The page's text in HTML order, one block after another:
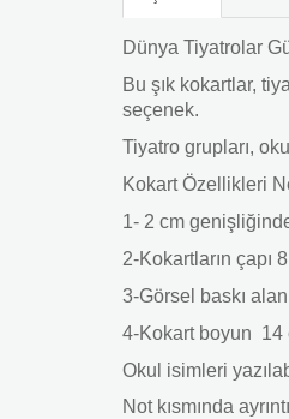
Dünya Tiyatrolar
Bu şık kokartlar,
seçenek.
Tiyatro grupları,
Kokart Özellikleri
1- 2 cm
2-Kokartların çapı
3-Görsel baskı
4-Kokart boyun 14
Okul isimleri
Not kısmında